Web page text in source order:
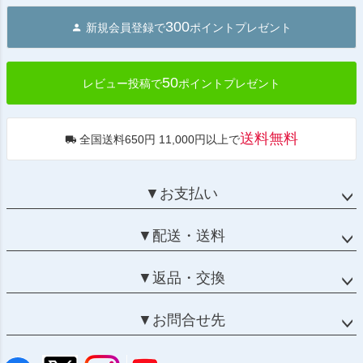
へ
新規会員登録で300ポイントプレゼント
レビュー投稿で50ポイントプレゼント
全国送料650円 11,000円以上で送料無料
▼お支払い
▼配送・送料
▼返品・交換
▼お問合せ先